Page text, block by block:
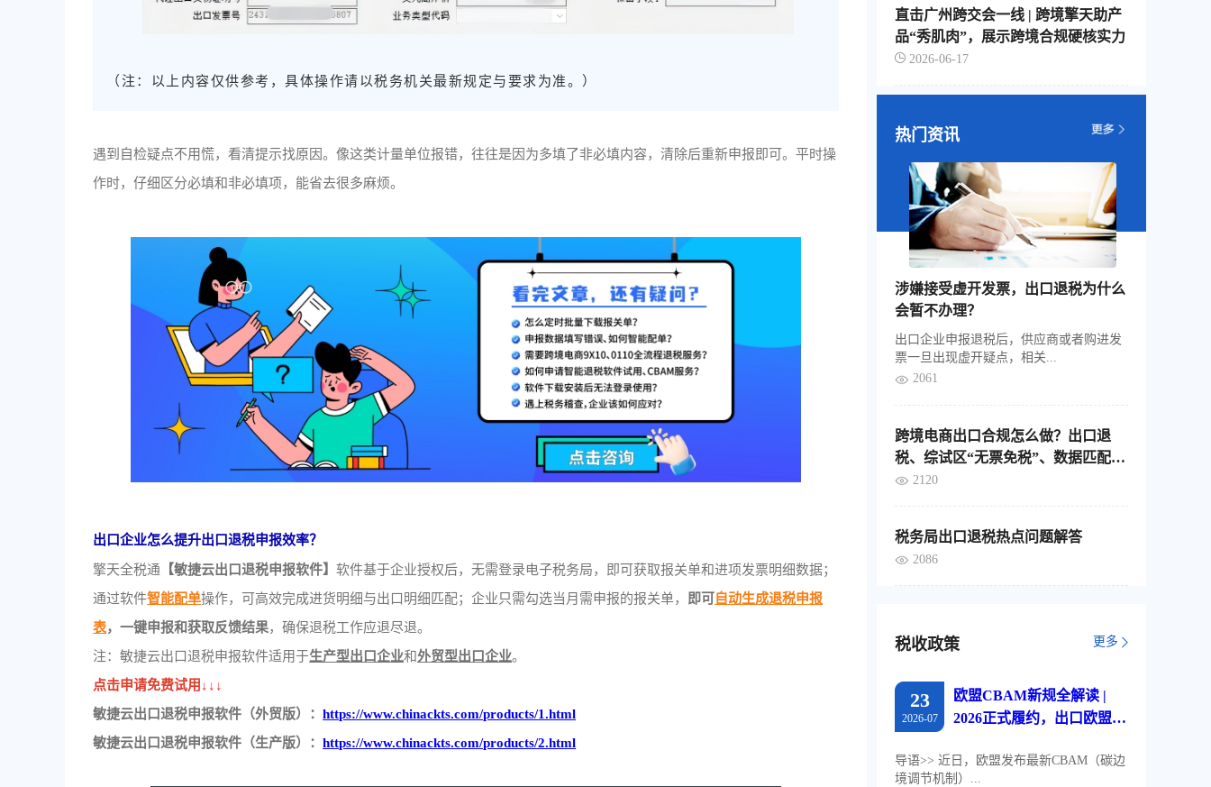
（注：以上内容仅供参考，具体操作请以税务机关最新规定与要求为准。）
遇到自检疑点不用慌，看清提示找原因。像这类计量单位报错，往往是因为多填了非必填内容，清除后重新申报即可。平时操
作时，仔细区分必填和非必填项，能省去很多麻烦。
出口企业怎么提升出口退税申报效率？
擎天全税通 【敏捷云出口退税申报软件】软件基于企业授权后，无需登录电子税务局，即可获取报关单和进项发票明细数据；
通过软件智能配单操作，可高效完成进货明细与出口明细匹配；企业只需勾选当月需申报的报关单， 即可
自动生成退税申报
表，一键申报和获取反馈结果，确保退税工作应退尽退。
注：敏捷云出口退税申报软件适用于生产型出口企业和外贸型出口企业。
点击申请免费试用↓↓↓
敏捷云出口退税申报软件（外贸版）：https://www.chinackts.com/products/1.html
敏捷云出口退税申报软件（生产版）：https://www.chinackts.com/products/2.html
直击广州跨交会一线 | 跨境擎天助产
品“秀肌肉”，展示跨境合规硬核实力
2026-06-17
热门资讯
涉嫌接受虚开发票，出口退税为什么
会暂不办理？
出口企业申报退税后，供应商或者购进发
票一旦出现虚开疑点，相关...
2061
跨境电商出口合规怎么做？出口退
税、综试区“无票免税”、数据匹配，
这4个要点要分清
2120
税务局出口退税热点问题解答
2086
税收政策 更多
23
2026-07
欧盟CBAM新规全解读 |
2026正式履约，出口欧盟企
导语>> 近日，欧盟发布最新CBAM（碳边
境调节机制）...